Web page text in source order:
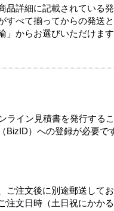
詳細に記載されている
べて揃ってからの発送と
」からお選びいただけます
イン見積書を発行するこ
）への登録が必要で
注文後に別途郵送してお
注文日時（土日祝にかか